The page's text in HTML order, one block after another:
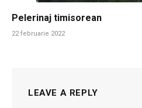
Pelerinaj timisorean
22 februarie 2022
LEAVE A REPLY